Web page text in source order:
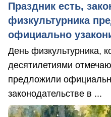
Праздник есть,
физкультурника
официально
День физкультурника,
десятилетиями
предложили
законодательстве в ...